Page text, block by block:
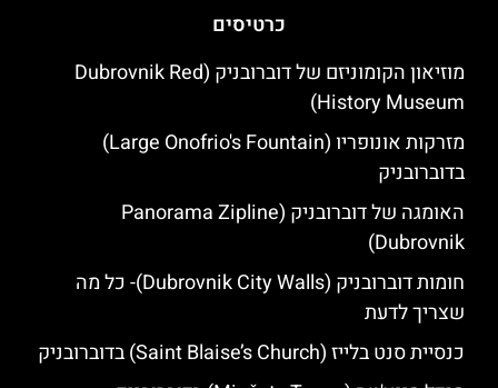
כרטיסים
מוזיאון הקומוניזם של דוברובניק (Dubrovnik Red
History Museum)
מזרקות אונופריו (Large Onofrio's Fountain)
בדוברובניק
האומגה של דוברובניק (Panorama Zipline
Dubrovnik)
חומות דוברובניק (Dubrovnik City Walls)- כל מה
שצריך לדעת
כנסיית סנט בלייז (Saint Blaise’s Church) בדוברובניק